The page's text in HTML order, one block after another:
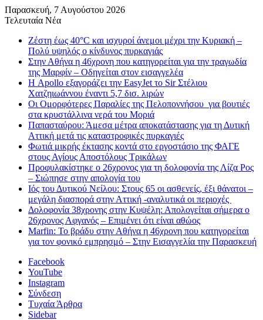
Παρασκευή, 7 Αυγούστου 2026
Τελευταία Νέα
Ζέστη έως 40°C και ισχυροί άνεμοι μέχρι την Κυριακή –
Πολύ υψηλός ο κίνδυνος πυρκαγιάς
Στην Αθήνα η 46χρονη που κατηγορείται για την τραγωδία
της Μαρφίν – Οδηγείται στον εισαγγελέα
Η Apollo εξαγοράζει την EasyJet το Sir Στέλιου
Χατζηιωάννου έναντι 5,7 δισ. λιρών
Οι Ομορφότερες Παραλίες της Πελοποννήσου για βουτιές
στα κρυστάλλινα νερά του Μοριά
Παπασταύρου: Άμεσα μέτρα αποκατάστασης για τη Δυτική
Αττική μετά τις καταστροφικές πυρκαγιές
Φωτιά μικρής έκτασης κοντά στο εργοστάσιο της ΦΑΓΕ
στους Αγίους Αποστόλους Τρικάλων
Προφυλακίστηκε ο 26χρονος για τη δολοφονία της Λίζα Ρος
– Σιώπησε στην απολογία του
Ιός του Δυτικού Νείλου: Στους 65 οι ασθενείς, έξι θάνατοι –
μεγάλη διασπορά στην Αττική -αναλυτικά οι περιοχές
Δολοφονία 38χρονης στην Κυψέλη: Απολογείται σήμερα ο
26χρονος Αφγανός – Επιμένει ότι είναι αθώος
Marfin: Το βράδυ στην Αθήνα η 46χρονη που κατηγορείται
για τον φονικό εμπρησμό – Στην Εισαγγελία την Παρασκευή
Facebook
YouTube
Instagram
Σύνδεση
Τυχαία Άρθρα
Sidebar